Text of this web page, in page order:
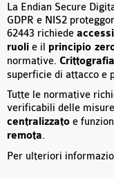
La Endian Secure
GDPR e NIS2
62443 richiede
ruoli e il principio
normative. Crittografia
superficie di attacco e
Tutte le normative
verificabili delle
centralizzato e
remota.
Per ulteriori